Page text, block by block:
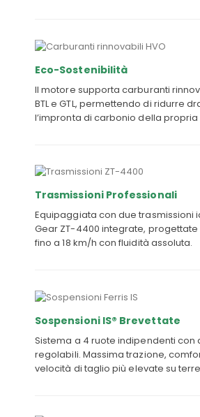
Eco-Sostenibilità
Il motore supporta carburanti
BTL e GTL, permettendo di ridurre
l’impronta di carbonio della propria
Trasmissioni Professionali
Equipaggiata con due trasmissioni
Gear ZT-4400 integrate,
fino a 18 km/h con fluidità assoluta.
Sospensioni IS® Brevettate
Sistema a 4 ruote indipendenti con
regolabili. Massima trazione,
velocità di taglio più elevate su